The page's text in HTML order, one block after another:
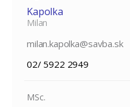
Kapolka
Milan
milan.kapolka@savba.sk
02/ 5922 2949
MSc.